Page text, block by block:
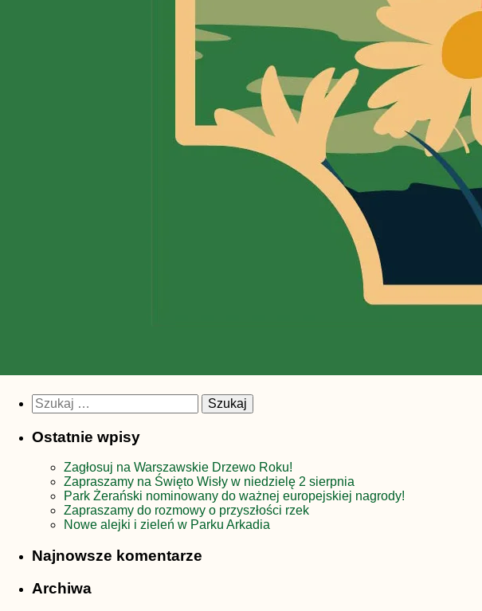
Szukaj:
Ostatnie wpisy
Zagłosuj na Warszawskie Drzewo Roku!
Zapraszamy na Święto Wisły w niedzielę 2 sierpnia
Park Żerański nominowany do ważnej europejskiej nagrody!
Zapraszamy do rozmowy o przyszłości rzek
Nowe alejki i zieleń w Parku Arkadia
Najnowsze komentarze
Archiwa